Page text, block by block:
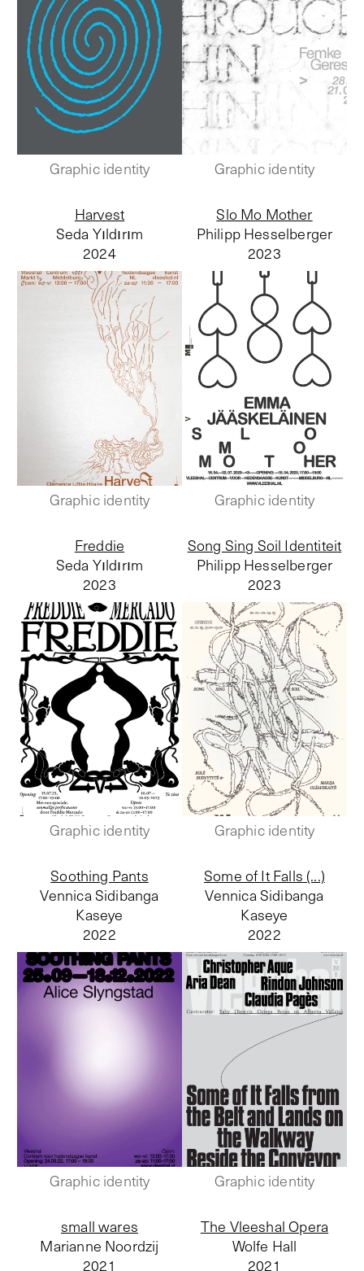
Graphic identity Graphic identity
Harvest
Seda Yıldırım
2024
Graphic identity
Slo Mo Mother
Philipp Hesselberger
2023
Graphic identity
Freddie
Seda Yıldırım
2023
Graphic identity
Song Sing Soil Identiteit
Philipp Hesselberger
2023
Graphic identity
Soothing Pants
Vennica Sidibanga
Kaseye
2022
Graphic identity
Some of It Falls (...)
Vennica Sidibanga
Kaseye
2022
Graphic identity
small wares
Marianne Noordzij
2021
The Vleeshal Opera
Wolfe Hall
2021